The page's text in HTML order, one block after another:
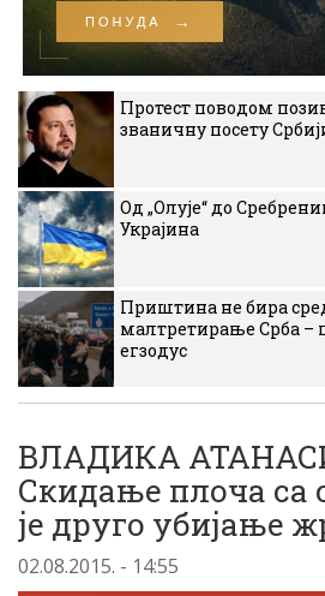
Протест поводом
званичну посету
Од „Олује“ до
Украјина
Приштина не бира
малтретирање Срба –
егзодус
ВЛАДИКА
Скидање плоча са
је друго убијање
02.08.2015. - 14:55